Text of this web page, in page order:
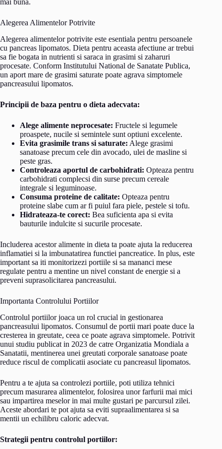
mai buna.
Alegerea Alimentelor Potrivite
Alegerea alimentelor potrivite este esentiala pentru persoanele
cu pancreas lipomatos. Dieta pentru aceasta afectiune ar trebui
sa fie bogata in nutrienti si saraca in grasimi si zaharuri
procesate. Conform Institutului National de Sanatate Publica,
un aport mare de grasimi saturate poate agrava simptomele
pancreasului lipomatos.
Principii de baza pentru o dieta adecvata:
Alege alimente neprocesate: Fructele si legumele
proaspete, nucile si semintele sunt optiuni excelente.
Evita grasimile trans si saturate: Alege grasimi
sanatoase precum cele din avocado, ulei de masline si
peste gras.
Controleaza aportul de carbohidrati: Opteaza pentru
carbohidrati complecsi din surse precum cereale
integrale si leguminoase.
Consuma proteine de calitate: Opteaza pentru
proteine slabe cum ar fi puiul fara piele, pestele si tofu.
Hidrateaza-te corect: Bea suficienta apa si evita
bauturile indulcite si sucurile procesate.
Includerea acestor alimente in dieta ta poate ajuta la reducerea
inflamatiei si la imbunatatirea functiei pancreatice. In plus, este
important sa iti monitorizezi portiile si sa mananci mese
regulate pentru a mentine un nivel constant de energie si a
preveni suprasolicitarea pancreasului.
Importanta Controlului Portiilor
Controlul portiilor joaca un rol crucial in gestionarea
pancreasului lipomatos. Consumul de portii mari poate duce la
cresterea in greutate, ceea ce poate agrava simptomele. Potrivit
unui studiu publicat in 2023 de catre Organizatia Mondiala a
Sanatatii, mentinerea unei greutati corporale sanatoase poate
reduce riscul de complicatii asociate cu pancreasul lipomatos.
Pentru a te ajuta sa controlezi portiile, poti utiliza tehnici
precum masurarea alimentelor, folosirea unor farfurii mai mici
sau impartirea meselor in mai multe gustari pe parcursul zilei.
Aceste abordari te pot ajuta sa eviti supraalimentarea si sa
mentii un echilibru caloric adecvat.
Strategii pentru controlul portiilor: